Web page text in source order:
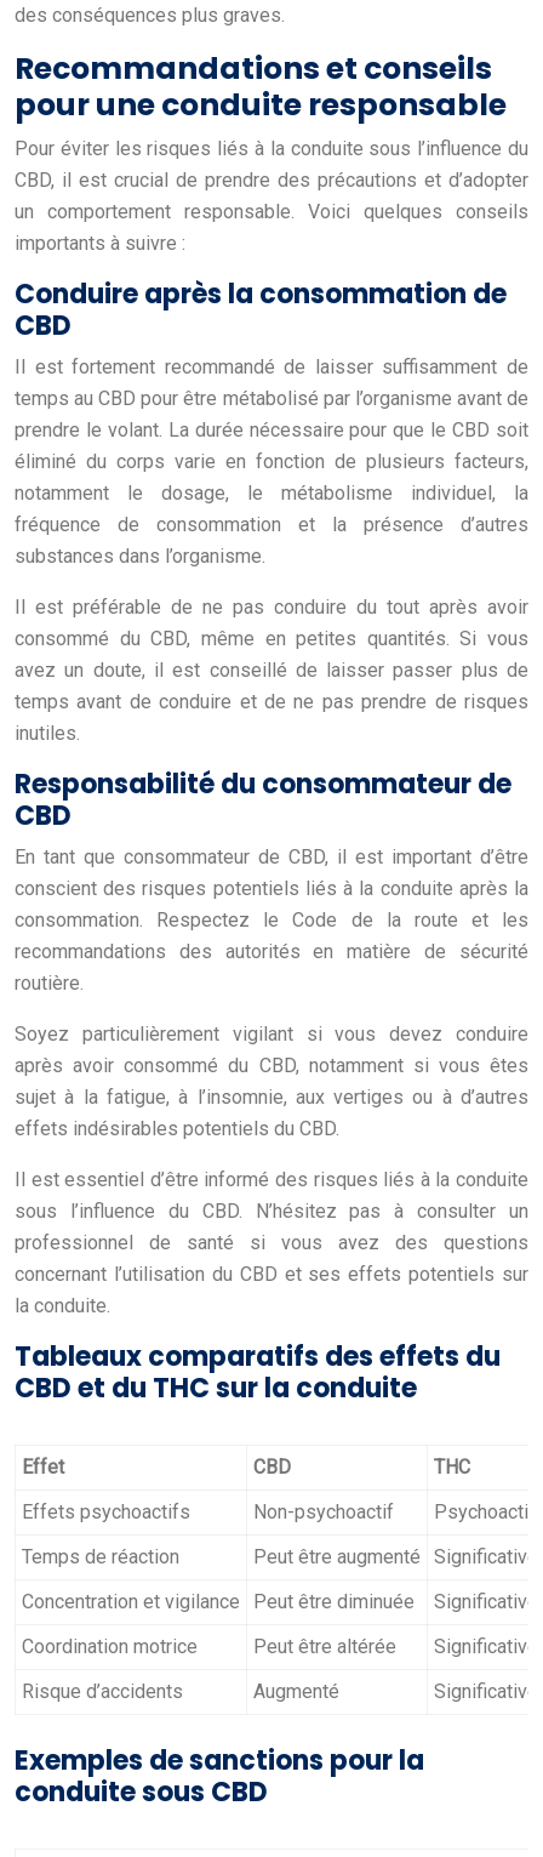
des conséquences plus graves.
Recommandations et conseils
pour une conduite responsable
Pour éviter les risques liés à la conduite sous l’influence du
CBD, il est crucial de prendre des précautions et d’adopter
un comportement responsable. Voici quelques conseils
importants à suivre :
Conduire après la consommation de
CBD
Il est fortement recommandé de laisser suffisamment de
temps au CBD pour être métabolisé par l’organisme avant de
prendre le volant. La durée nécessaire pour que le CBD soit
éliminé du corps varie en fonction de plusieurs facteurs,
notamment le dosage, le métabolisme individuel, la
fréquence de consommation et la présence d’autres
substances dans l’organisme.
Il est préférable de ne pas conduire du tout après avoir
consommé du CBD, même en petites quantités. Si vous
avez un doute, il est conseillé de laisser passer plus de
temps avant de conduire et de ne pas prendre de risques
inutiles.
Responsabilité du consommateur de
CBD
En tant que consommateur de CBD, il est important d’être
conscient des risques potentiels liés à la conduite après la
consommation. Respectez le Code de la route et les
recommandations des autorités en matière de sécurité
routière.
Soyez particulièrement vigilant si vous devez conduire
après avoir consommé du CBD, notamment si vous êtes
sujet à la fatigue, à l’insomnie, aux vertiges ou à d’autres
effets indésirables potentiels du CBD.
Il est essentiel d’être informé des risques liés à la conduite
sous l’influence du CBD. N’hésitez pas à consulter un
professionnel de santé si vous avez des questions
concernant l’utilisation du CBD et ses effets potentiels sur
la conduite.
Tableaux comparatifs des effets du
CBD et du THC sur la conduite
Effet CBD
THC
Effets psychoactifs
Non-psychoactif
Psychoactif
Temps de réaction
Peut être augmenté
Concentration et vigilance
Peut être diminuée
Coordination motrice
Peut être altérée
Risque d’accidents
Augmenté
Exemples de sanctions pour la
conduite sous CBD